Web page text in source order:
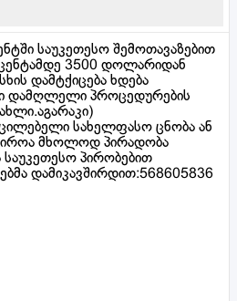
საუკეთესო შემოთავაზებით
3500 დოლარიდან
დამტქიცება ხდება
დამღლელი პროცედურების
სახელფასო ცნობა ან
მხოლოდ პირადობა
პირობებით
დამიკავშირდით:568605836